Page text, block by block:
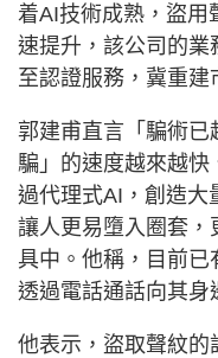
着AI技術成熟，盜用
速提升，該公司的業
至認證服務，冀重建
郭建甫直言「騙術
騙」的速度越來越
過代理式AI，創造大
讓人更易墮入圈套，
具中。他稱，目前已
透過電話通話向其身
他表示，盜取聲紋